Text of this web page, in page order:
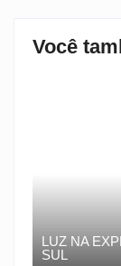
Você
LUZ NA
SUL